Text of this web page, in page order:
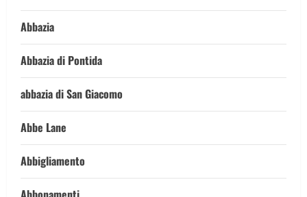
Abbazia
Abbazia di Pontida
abbazia di San Giacomo
Abbe Lane
Abbigliamento